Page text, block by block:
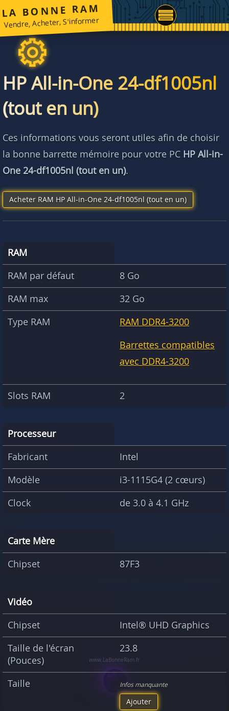
LA BONNE RAM
Vendre, Acheter, S'informer
HP All-in-One 24-df1005nl
(tout en un)
Ces informations vous seront utiles afin de choisir
la bonne barrette mémoire pour votre PC HP All-in-
One 24-df1005nl (tout en un).
Acheter RAM HP All-in-One 24-df1005nl (tout en un)
RAM
RAM par défaut
8 Go
RAM max
32 Go
Type RAM
RAM DDR4-3200
Barrettes compatibles
avec DDR4-3200
Slots RAM 2
Processeur
Fabricant
Intel
Modèle
i3-1115G4 (2 cœurs)
Clock
de 3.0 à 4.1 GHz
Carte Mère
Chipset
87F3
Vidéo
Chipset
Intel® UHD Graphics
Taille de l'écran
(Pouces)
23.8
Taille Infos manquante
Ajouter